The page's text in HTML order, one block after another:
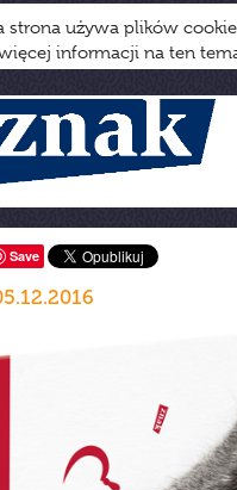
strona używa plików
informacji na ten
Save